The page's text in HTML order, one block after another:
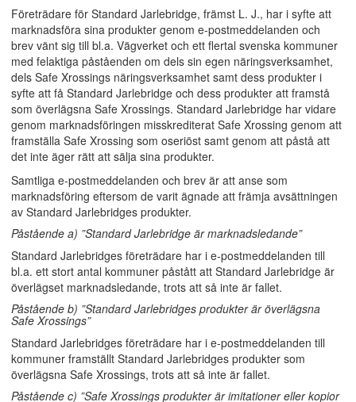
Företrädare för Standard Jarlebridge, främst L. J., har i syfte att
marknadsföra sina produkter genom e-postmeddelanden och
brev vänt sig till bl.a. Vägverket och ett flertal svenska kommuner
med felaktiga påståenden om dels sin egen näringsverksamhet,
dels Safe Xrossings näringsverksamhet samt dess produkter i
syfte att få Standard Jarlebridge och dess produkter att framstå
som överlägsna Safe Xrossings. Standard Jarlebridge har vidare
genom marknadsföringen misskrediterat Safe Xrossing genom att
framställa Safe Xrossing som oseriöst samt genom att påstå att
det inte äger rätt att sälja sina produkter.
Samtliga e-postmeddelanden och brev är att anse som
marknadsföring eftersom de varit ägnade att främja avsättningen
av Standard Jarlebridges produkter.
Påstående a) ”Standard Jarlebridge är marknadsledande”
Standard Jarlebridges företrädare har i e-postmeddelanden till
bl.a. ett stort antal kommuner påstått att Standard Jarlebridge är
överlägset marknadsledande, trots att så inte är fallet.
Påstående b) ”Standard Jarlebridges produkter är överlägsna
Safe Xrossings”
Standard Jarlebridges företrädare har i e-postmeddelanden till
kommuner framställt Standard Jarlebridges produkter som
överlägsna Safe Xrossings, trots att så inte är fallet.
Påstående c) ”Safe Xrossings produkter är imitationer eller kopior